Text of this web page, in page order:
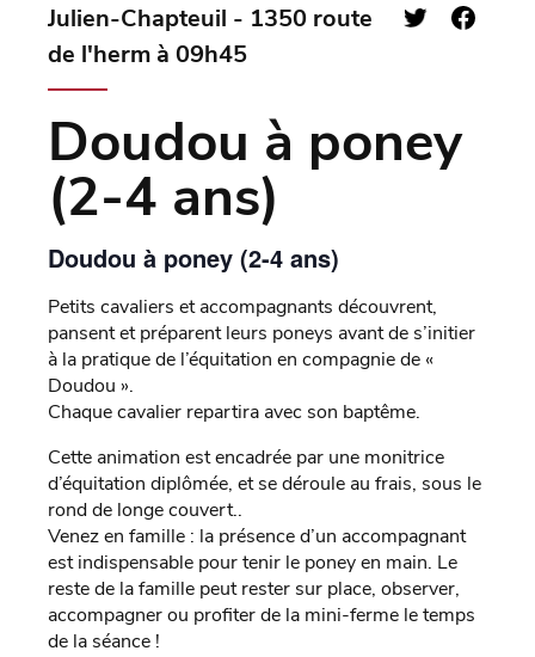
Julien-Chapteuil - 1350 route
de l'herm à 09h45
Doudou à poney
(2-4 ans)
Doudou à poney (2-4 ans)
Petits cavaliers et accompagnants découvrent,
pansent et préparent leurs poneys avant de s’initier
à la pratique de l’équitation en compagnie de «
Doudou ».
Chaque cavalier repartira avec son baptême.
Cette animation est encadrée par une monitrice
d’équitation diplômée, et se déroule au frais, sous le
rond de longe couvert..
Venez en famille : la présence d’un accompagnant
est indispensable pour tenir le poney en main. Le
reste de la famille peut rester sur place, observer,
accompagner ou profiter de la mini-ferme le temps
de la séance !